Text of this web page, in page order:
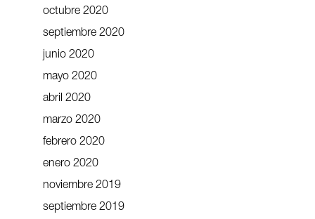
octubre 2020
septiembre 2020
junio 2020
mayo 2020
abril 2020
marzo 2020
febrero 2020
enero 2020
noviembre 2019
septiembre 2019